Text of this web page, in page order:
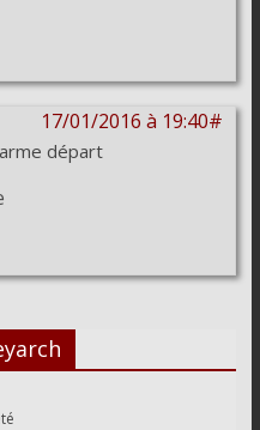
17/01/2016 à 19:40#
départ